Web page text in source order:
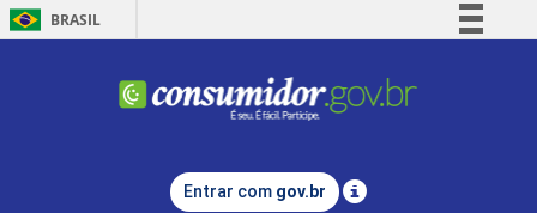
BRASIL
Comunica BR
Legislação
Entrar com gov.br